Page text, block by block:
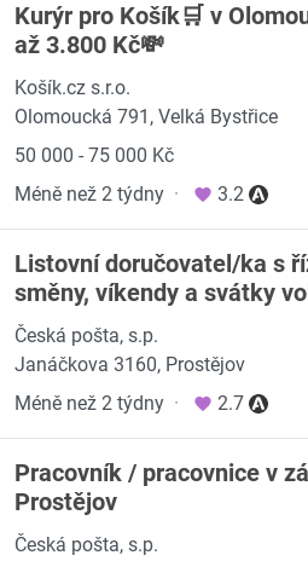
Kurýr pro Košík🛒 v
až 3.800 Kč💸
Košík.cz s.r.o.
Olomoucká 791, Velká Bystřice
50 000 - 75 000 Kč
Méně než 2 týdny · 3.2
Listovní doručovatel/ka s
směny, víkendy a svátky
Česká pošta, s.p.
Janáčkova 3160, Prostějov
Méně než 2 týdny · 2.7
Pracovník / pracovnice v
Prostějov
Česká pošta, s.p.